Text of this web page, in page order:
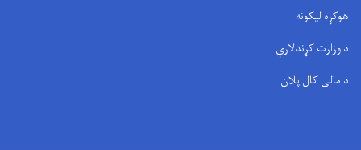
هوکړه لیکونه
د وزارت کړندلارې
د مالی کال پلان